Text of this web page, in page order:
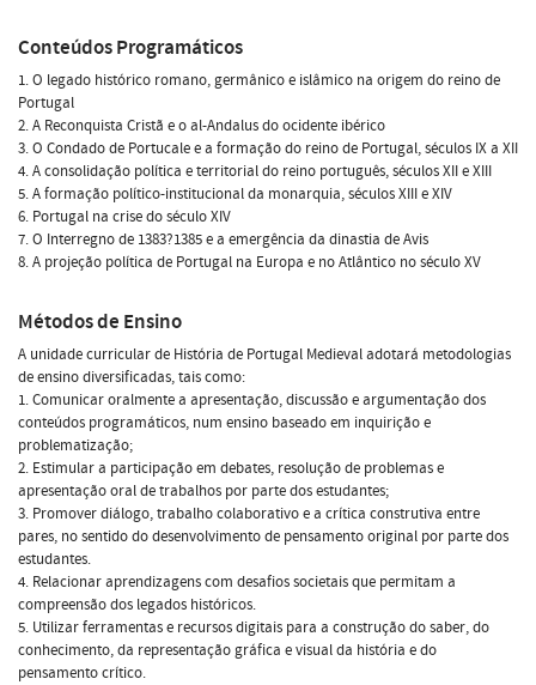
Conteúdos Programáticos
1. O legado histórico romano, germânico e islâmico na origem do reino de
Portugal
2. A Reconquista Cristã e o al-Andalus do ocidente ibérico
3. O Condado de Portucale e a formação do reino de Portugal, séculos IX a XII
4. A consolidação política e territorial do reino português, séculos XII e XIII
5. A formação político-institucional da monarquia, séculos XIII e XIV
6. Portugal na crise do século XIV
7. O Interregno de 1383?1385 e a emergência da dinastia de Avis
8. A projeção política de Portugal na Europa e no Atlântico no século XV
Métodos de Ensino
A unidade curricular de História de Portugal Medieval adotará metodologias
de ensino diversificadas, tais como:
1. Comunicar oralmente a apresentação, discussão e argumentação dos
conteúdos programáticos, num ensino baseado em inquirição e
problematização;
2. Estimular a participação em debates, resolução de problemas e
apresentação oral de trabalhos por parte dos estudantes;
3. Promover diálogo, trabalho colaborativo e a crítica construtiva entre
pares, no sentido do desenvolvimento de pensamento original por parte dos
estudantes.
4. Relacionar aprendizagens com desafios societais que permitam a
compreensão dos legados históricos.
5. Utilizar ferramentas e recursos digitais para a construção do saber, do
conhecimento, da representação gráfica e visual da história e do
pensamento crítico.